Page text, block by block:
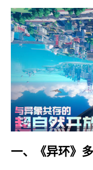
一、《异环》